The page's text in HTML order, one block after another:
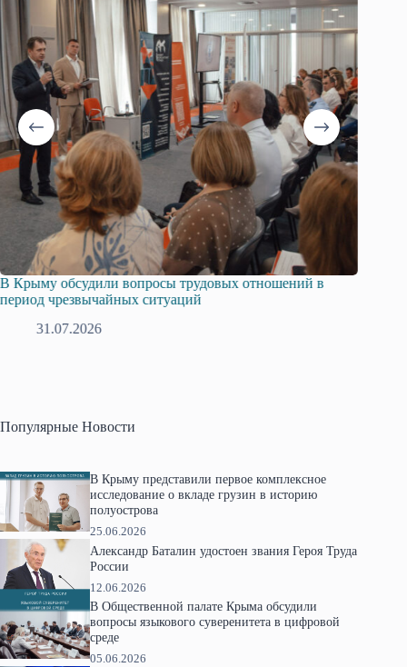
В Крыму обсудили вопросы трудовых отношений в
период чрезвычайных ситуаций
31.07.2026
Популярные Новости
В Крыму представили первое комплексное
исследование о вкладе грузин в историю
полуострова
25.06.2026
Александр Баталин удостоен звания Героя Труда
России
12.06.2026
В Общественной палате Крыма обсудили
вопросы языкового суверенитета в цифровой
среде
05.06.2026